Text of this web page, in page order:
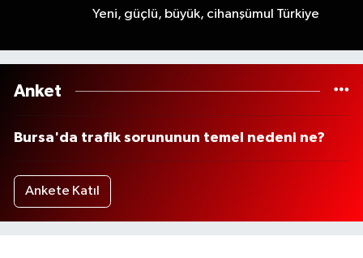
Yeni, güçlü, büyük, cihanşümul Türkiye
Anket
Bursa'da trafik sorununun temel nedeni ne?
Ankete Katıl